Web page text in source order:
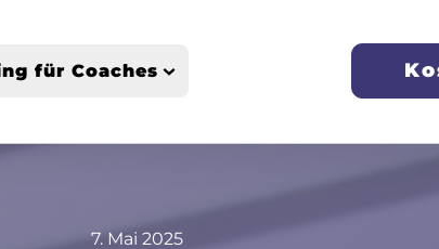
für Coaches
7. Mai 2025